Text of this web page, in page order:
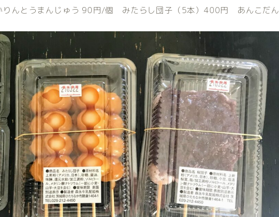
んとうまんじゅう 90円/個 みたらし団子（5本）400円 あんこだん